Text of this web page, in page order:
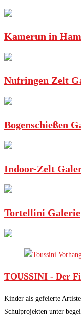
Kamerun in
Nufringen Zelt
Bogenschießen
Indoor-Zelt
Tortellini Galerie
TOUSSINI - Der
Kinder als gefeierte
Schulprojekten unter